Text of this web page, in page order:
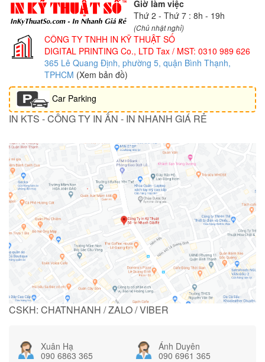
Giờ làm việc
Thứ 2 - Thứ 7 : 8h - 19h
(Chủ nhật nghỉ)
CÔNG TY TNHH IN KỸ THUẬT SỐ
DIGITAL PRINTING Co., LTD Tax / MST: 0310 989 626
365 Lê Quang Định, phường 5, quận Bình Thạnh,
TPHCM (Xem bản đồ)
Car Parking
IN KTS - CÔNG TY IN ẤN - IN NHANH GIÁ RẺ
CSKH: CHATNHANH / ZALO / VIBER
Xuân Hạ
090 6863 365
Ánh Duyên
090 6961 365